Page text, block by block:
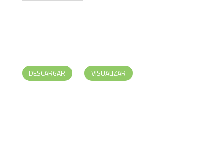
DESCARGAR VISUALIZAR